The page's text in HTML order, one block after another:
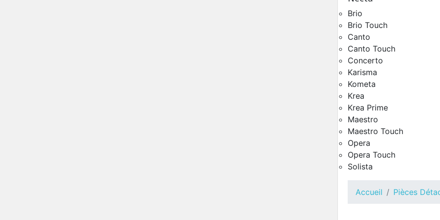
Groupe Café Ø38 Gaggia
Pièces Détachées
Groupe Café Ø38 Opera
Pièces Détachées
Brio
Brio Touch
Canto
Canto Touch
Concerto
Karisma
Kometa
Krea
Krea Prime
Maestro
Maestro Touch
Opera
Opera Touch
Solista
Accueil Pièces